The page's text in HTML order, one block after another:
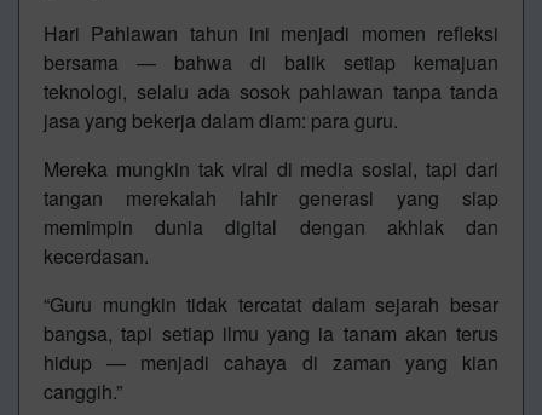
Hari Pahlawan tahun ini menjadi momen refleksi
bersama — bahwa di balik setiap kemajuan
teknologi, selalu ada sosok pahlawan tanpa tanda
jasa yang bekerja dalam diam: para guru.
Mereka mungkin tak viral di media sosial, tapi dari
tangan merekalah lahir generasi yang siap
memimpin dunia digital dengan akhlak dan
kecerdasan.
“Guru mungkin tidak tercatat dalam sejarah besar
bangsa, tapi setiap ilmu yang ia tanam akan terus
hidup — menjadi cahaya di zaman yang kian
canggih.”